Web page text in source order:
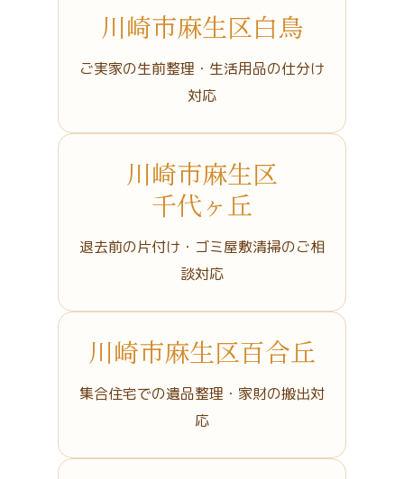
川崎市麻生区白鳥
ご実家の生前整理・生活用品の仕分け
対応
川崎市麻生区
千代ヶ丘
退去前の片付け・ゴミ屋敷清掃のご相
談対応
川崎市麻生区百合丘
集合住宅での遺品整理・家財の搬出対
応